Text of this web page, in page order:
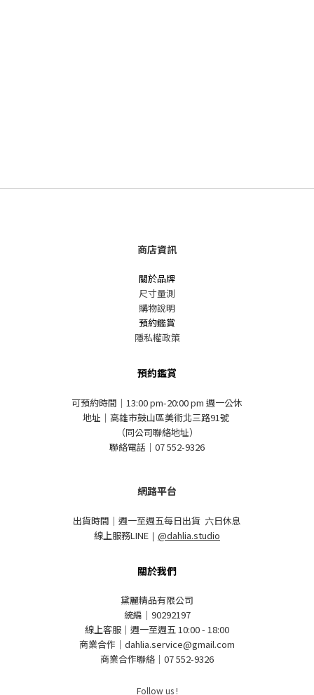
商店資訊
關於品牌
尺寸量測
購物說明
預約鑑賞
隱私權政策
預約鑑賞
可預約時間｜13:00 pm-20:00 pm 週一公休
地址｜高雄市鼓山區美術北三路91號
（同公司聯絡地址）
聯絡電話｜07 552-9326
網路平台
出貨時間｜週一至週五每日出貨 六日休息
線上服務LINE ｜ @dahlia.studio
關於我們
黛麗精品有限公司
統編｜90292197
線上客服｜週一至週五 10:00 - 18:00
商業合作｜dahlia.service@gmail.com
商業合作聯絡｜07 552-9326
Follow us !